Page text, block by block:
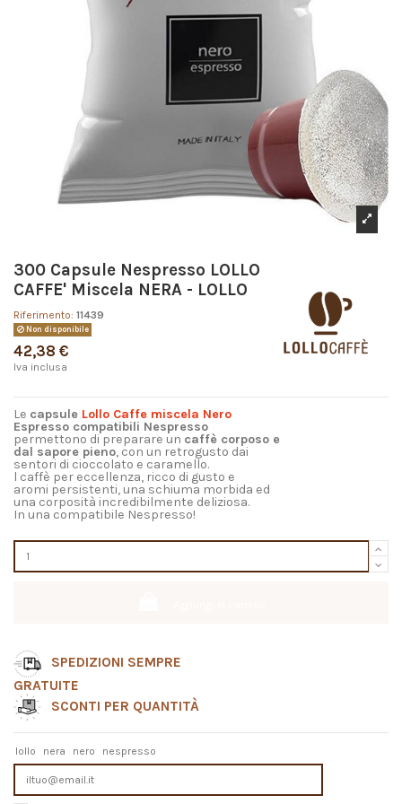
300 Capsule Nespresso LOLLO
CAFFE' Miscela NERA - LOLLO
Riferimento: 11439
Non disponibile
42,38 €
Iva inclusa
Le capsule Lollo Caffe miscela Nero
Espresso compatibili Nespresso
permettono di preparare un caffè corposo e
dal sapore pieno, con un retrogusto dai
sentori di cioccolato e caramello.
l caffè per eccellenza, ricco di gusto e
aromi persistenti, una schiuma morbida ed
una corposità incredibilmente deliziosa.
In una compatibile Nespresso!
SPEDIZIONI SEMPRE
GRATUITE
SCONTI PER QUANTITÀ
lollo nera nero nespresso